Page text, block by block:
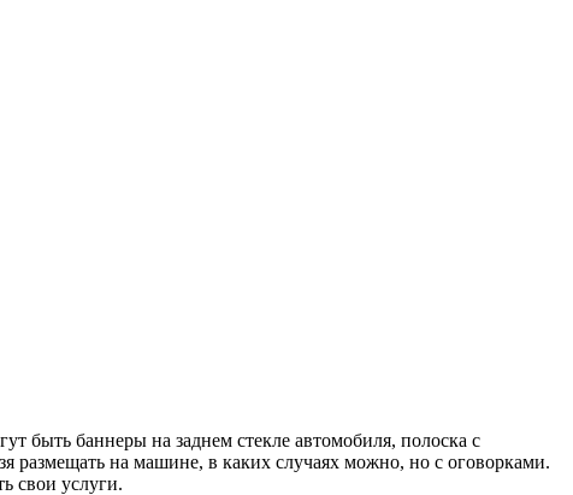
быть баннеры на заднем стекле автомобиля, полоска с
размещать на машине, в каких случаях можно, но с оговорками.
свои услуги.